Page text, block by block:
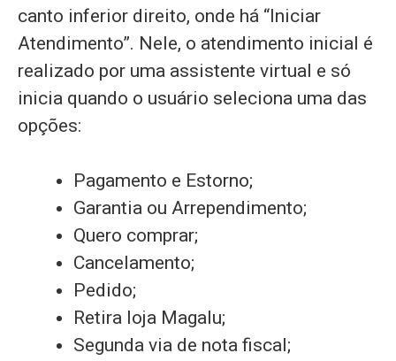
canto inferior direito, onde há “Iniciar
Atendimento”. Nele, o atendimento inicial é
realizado por uma assistente virtual e só
inicia quando o usuário seleciona uma das
opções:
Pagamento e Estorno;
Garantia ou Arrependimento;
Quero comprar;
Cancelamento;
Pedido;
Retira loja Magalu;
Segunda via de nota fiscal;